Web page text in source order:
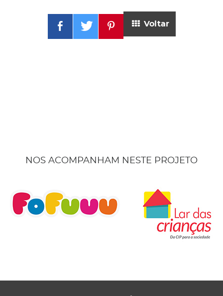
Voltar
NOS ACOMPANHAM NESTE PROJETO